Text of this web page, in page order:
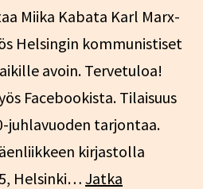
Miika Kabata Karl Marx-
Helsingin kommunistiset
avoin. Tervetuloa!
Facebookista. Tilaisuus
juhlavuoden tarjontaa.
kirjastolla
Helsinki… Jatka